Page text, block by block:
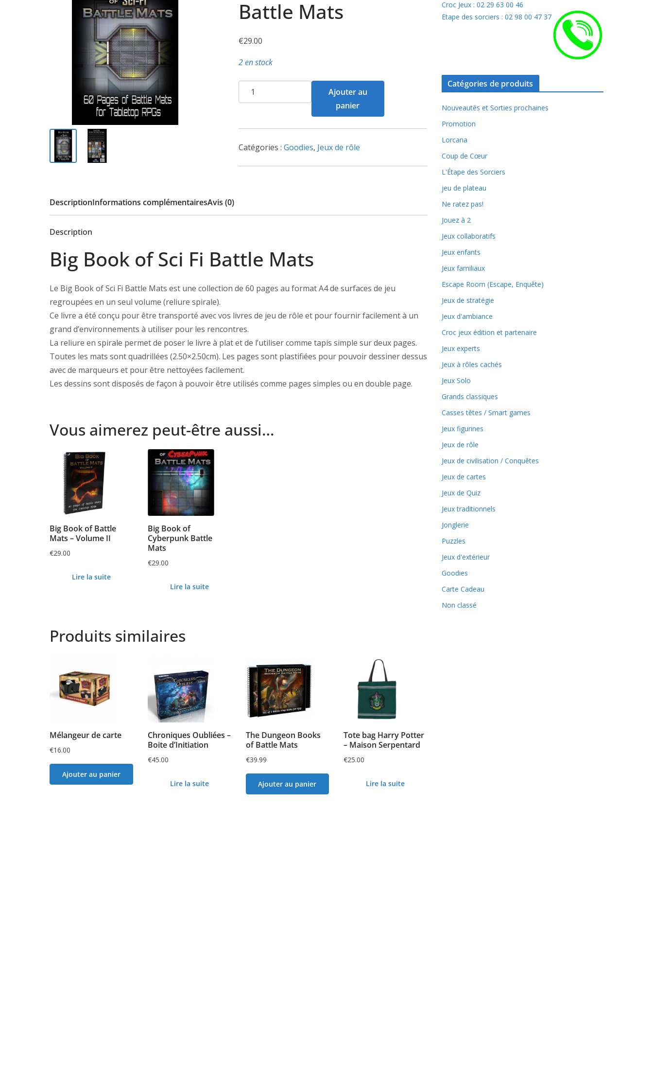
Battle Mats
€29.00
2 en stock
quantité
de
Book
Fi
Ajouter au
panier
Catégories : Goodies, Jeux de rôle
DescriptionInformations complémentairesAvis (0)
Description
Big Book of Sci Fi Battle Mats
Le Big Book of Sci Fi Battle Mats est une collection de 60 pages au format A4 de surfaces de jeu
regroupées en un seul volume (reliure spirale).
Ce livre a été conçu pour être transporté avec vos livres de jeu de rôle et pour fournir facilement à un
grand d’environnements à utiliser pour les rencontres.
La reliure en spirale permet de poser le livre à plat et de l’utiliser comme tapis simple sur deux pages.
Toutes les mats sont quadrillées (2.50×2.50cm). Les pages sont plastifiées pour pouvoir dessiner dessus
avec de marqueurs et pour être nettoyées facilement.
Les dessins sont disposés de façon à pouvoir être utilisés comme pages simples ou en double page.
Vous aimerez peut-être aussi…
Big Book of Battle
Mats – Volume II
€29.00
Lire la suite
Big Book of
Cyberpunk Battle
Mats
€29.00
Lire la suite
Produits similaires
Mélangeur de carte
€16.00
Ajouter au panier
Chroniques Oubliées –
Boite d’Initiation
€45.00
Lire la suite
The Dungeon Books
of Battle Mats
€39.99
Ajouter au panier
Tote bag Harry Potter
– Maison Serpentard
€25.00
Lire la suite
Croc Jeux : 02 29 63 00 46
Etape des sorciers : 02 98 00 47 37
Catégories de produits
Nouveautés et Sorties prochaines
Promotion
Lorcana
Coup de Cœur
L'Étape des Sorciers
jeu de plateau
Ne ratez pas!
Jouez à 2
Jeux collaboratifs
Jeux enfants
Jeux familiaux
Escape Room (Escape, Enquête)
Jeux de stratégie
Jeux d'ambiance
Croc jeux édition et partenaire
Jeux experts
Jeux à rôles cachés
Jeux Solo
Grands classiques
Casses têtes / Smart games
Jeux figurines
Jeux de rôle
Jeux de civilisation / Conquêtes
Jeux de cartes
Jeux de Quiz
Jeux traditionnels
Jonglerie
Puzzles
Jeux d'extérieur
Goodies
Carte Cadeau
Non classé